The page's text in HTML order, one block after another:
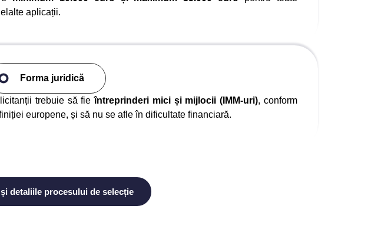
aplicații.
Forma juridică
trebuie să fieîntreprinderi mici și mijlocii (IMM-uri), conform
europene, și să nu se afle în dificultate financiară.
detaliile procesului de selecție